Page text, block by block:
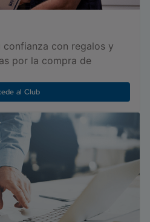
confianza con regalos y
por la compra de
al Club